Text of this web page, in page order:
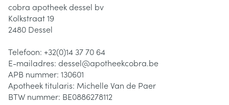
cobra apotheek dessel bv
Kolkstraat 19
2480 Dessel
Telefoon: +32(0)14 37 70 64
E-mailadres: dessel@apotheekcobra.be
APB nummer: 130601
Apotheek titularis: Michelle Van de Paer
BTW nummer: BE0886278112